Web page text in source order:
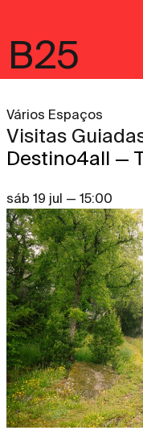
B25
English
Avisos Legais
Vários Espaços
Visitas
Destino4all —
sáb 19 jul — 15:00